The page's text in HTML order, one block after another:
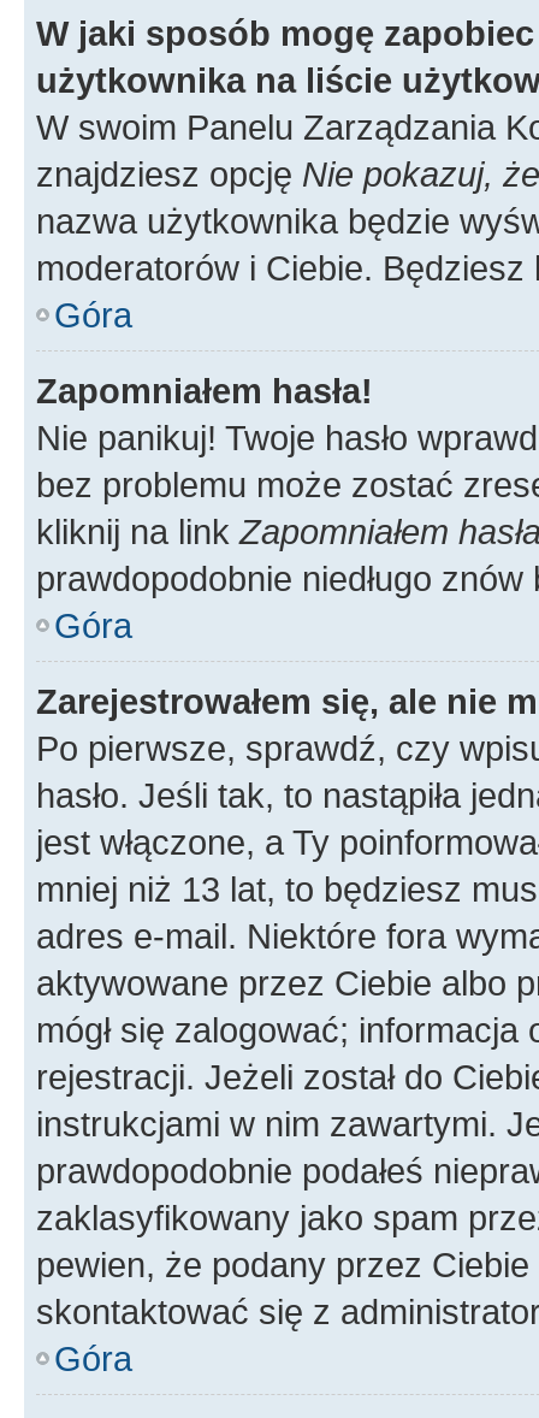
W jaki sposób mogę
użytkownika na liście
W swoim Panelu Zarządzania
znajdziesz opcję Nie pokazuj,
nazwa użytkownika będzie
moderatorów i Ciebie.
Góra
Zapomniałem hasła!
Nie panikuj! Twoje hasło
bez problemu może zostać
kliknij na link Zapomniałem
prawdopodobnie niedługo
Góra
Zarejestrowałem się, ale nie
Po pierwsze, sprawdź, czy
hasło. Jeśli tak, to nastąpiła
jest włączone, a Ty
mniej niż 13 lat, to będziesz
adres e-mail. Niektóre fora
aktywowane przez Ciebie albo
mógł się zalogować;
rejestracji. Jeżeli został do
instrukcjami w nim zawartymi.
prawdopodobnie podałeś
zaklasyfikowany jako spam
pewien, że podany przez
skontaktować się z
Góra